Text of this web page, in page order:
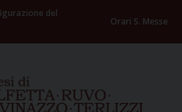
del
Orari S. Messe